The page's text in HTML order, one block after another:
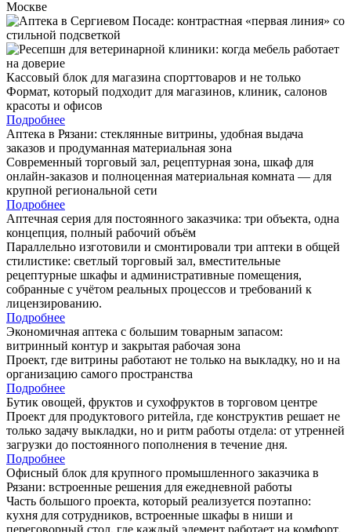
Кассовый блок для магазина спорттоваров и не только
Формат, который подходит для магазинов, клиник, салонов
красоты и офисов
Подробнее
Аптека в Рязани: стеклянные витрины, удобная выдача
заказов и продуманная материальная зона
Современный торговый зал, рецептурная зона, шкаф для
онлайн-заказов и полноценная материальная комната — для
крупной региональной сети
Подробнее
Аптечная серия для постоянного заказчика: три объекта, одна
концепция, полный рабочий объём
Параллельно изготовили и смонтировали три аптеки в общей
стилистике: светлый торговый зал, вместительные
рецептурные шкафы и административные помещения,
собранные с учётом реальных процессов и требований к
лицензированию.
Подробнее
Экономичная аптека с большим товарным запасом:
витринный контур и закрытая рабочая зона
Проект, где витрины работают не только на выкладку, но и на
организацию самого пространства
Подробнее
Бутик овощей, фруктов и сухофруктов в торговом центре
Проект для продуктового ритейла, где конструктив решает не
только задачу выкладки, но и ритм работы отдела: от утренней
загрузки до постоянного пополнения в течение дня.
Подробнее
Офисный блок для крупного промышленного заказчика в
Рязани: встроенные решения для ежедневной работы
Часть большого проекта, который реализуется поэтапно:
кухня для сотрудников, встроенные шкафы в ниши и
переговорный стол, где каждый элемент работает на комфорт,